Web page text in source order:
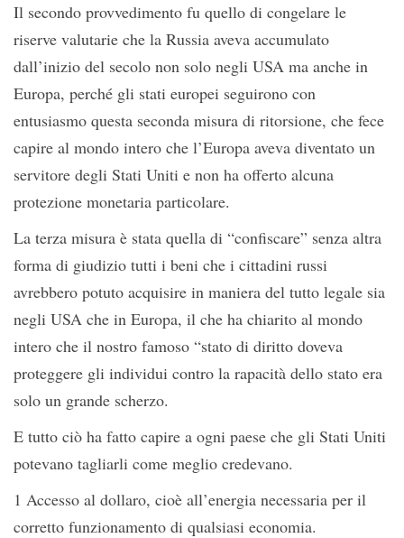
Il secondo provvedimento fu quello di congelare le
riserve valutarie che la Russia aveva accumulato
dall’inizio del secolo non solo negli USA ma anche in
Europa, perché gli stati europei seguirono con
entusiasmo questa seconda misura di ritorsione, che fece
capire al mondo intero che l’Europa aveva diventato un
servitore degli Stati Uniti e non ha offerto alcuna
protezione monetaria particolare.
La terza misura è stata quella di “confiscare” senza altra
forma di giudizio tutti i beni che i cittadini russi
avrebbero potuto acquisire in maniera del tutto legale sia
negli USA che in Europa, il che ha chiarito al mondo
intero che il nostro famoso “stato di diritto doveva
proteggere gli individui contro la rapacità dello stato era
solo un grande scherzo.
E tutto ciò ha fatto capire a ogni paese che gli Stati Uniti
potevano tagliarli come meglio credevano.
1 Accesso al dollaro, cioè all’energia necessaria per il
corretto funzionamento di qualsiasi economia.